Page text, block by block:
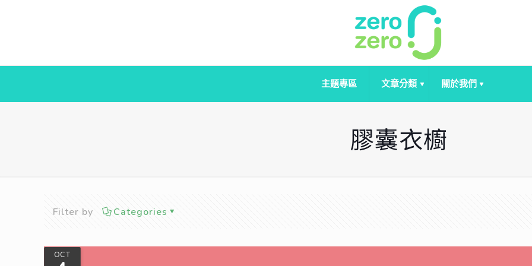
主題專區 文章分類 關於我們
膠囊衣櫥
Filter by Categories
OCT